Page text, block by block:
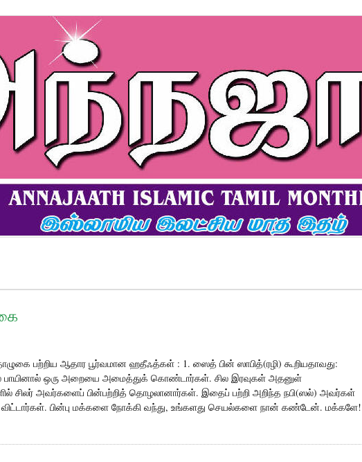
பற்றிய ஆதார பூர்வமான ஹதீஃத்கள் : 1. ஸைத் பின் ஸாபித்(ரழி) கூறியதாவது:
பாயினால் ஒரு அறையை அமைத்துக் கொண்டார்கள். சில இரவுகள் அதனுள்
சிலர் அவர்களைப் பின்பற்றித் தொழலானார்கள். இதைப் பற்றி அறிந்த நபி(ஸல்) அவர்கள்
விட்டார்கள். பின்பு மக்களை நோக்கி வந்து, உங்களது செயல்களை நான் கண்டேன். மக்களே!